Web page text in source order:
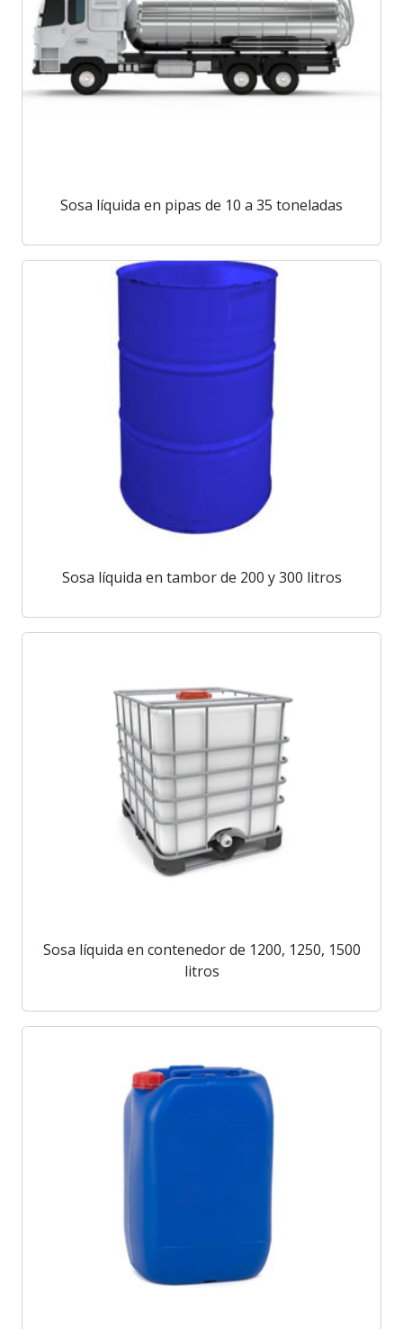
Sosa líquida en pipas de 10 a 35 toneladas
Sosa líquida en tambor de 200 y 300 litros
Sosa líquida en contenedor de 1200, 1250, 1500
litros